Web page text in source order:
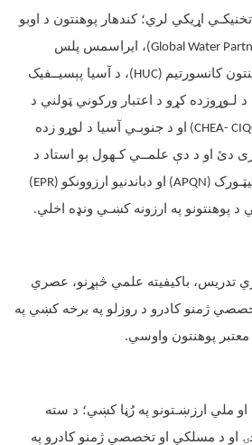
اړيكي لري؛ کندهار پوهنتون د اوبو
، ايراسمس پلس
کانسورتيم (HUC)
، د آسيا پېسيــفيک
د لـوړوزده کړو د اعتبار ورکوني ټولني د
او د جنوبـي آسيا د لوړو زده
دئ او د دې علمــي کـهول ېو استاد د
(APQN) او دباندنيو ارزوونکو (EPR)
په ارزونه کښـي ونډه اخلي.
تدریس، باکیفیته علمي څېړنو، عصري
ژمنو کادرو د روزلو په برخه کښي په
پوهنتون واوسي.
ملي ارزښـتونو په رُڼا کښي؛ د سته
او د مسلکي او تخصصي ژمنو کادرو په